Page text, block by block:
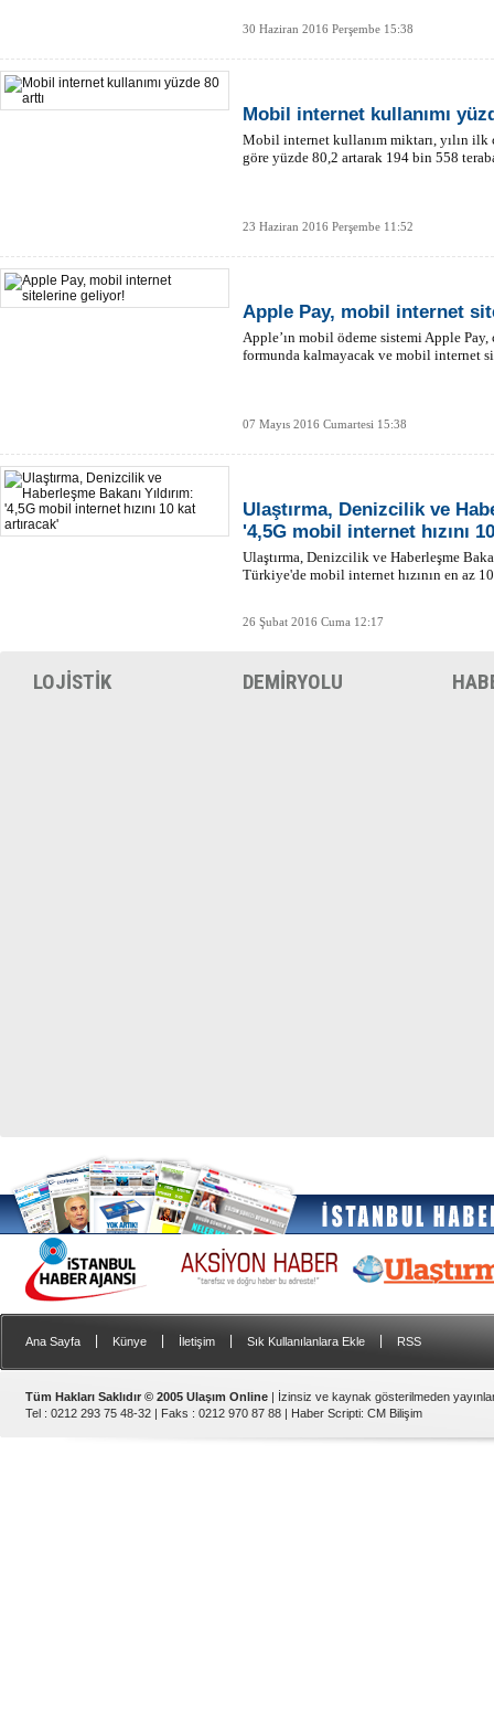
30 Haziran 2016 Perşembe 15:38
Mobil internet kullanımı
Mobil internet kullanım miktarı, yılın ilk
göre yüzde 80,2 artarak 194 bin 558
23 Haziran 2016 Perşembe 11:52
Apple Pay, mobil internet
Apple’ın mobil ödeme sistemi Apple
formunda kalmayacak ve mobil internet
07 Mayıs 2016 Cumartesi 15:38
Ulaştırma, Denizcilik ve
'4,5G mobil internet hızını
Ulaştırma, Denizcilik ve Haberleşme
Türkiye'de mobil internet hızının en az
26 Şubat 2016 Cuma 12:17
LOJİSTİK DEMİRYOLU
Ana Sayfa Künye İletişim Sık Kullanılanlara Ekle RSS
Tüm Hakları Saklıdır © 2005 Ulaşım Online | İzinsiz ve kaynak gösterilmeden
Tel : 0212 293 75 48-32 | Faks : 0212 970 87 88 | Haber Scripti: CM Bilişim